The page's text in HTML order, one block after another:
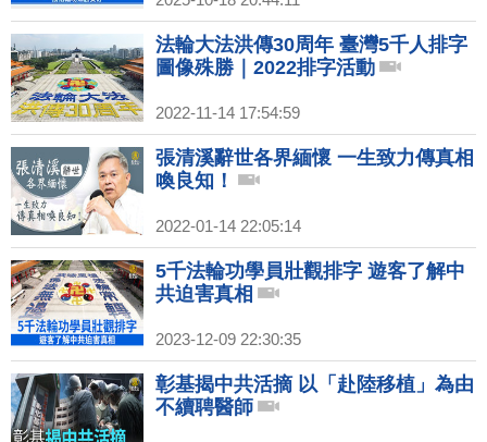
法輪大法洪傳30周年 臺灣5千人排字
圖像殊勝｜2022排字活動
2022-11-14 17:54:59
張清溪辭世各界緬懷 一生致力傳真相
喚良知！
2022-01-14 22:05:14
5千法輪功學員壯觀排字 遊客了解中
共迫害真相
2023-12-09 22:30:35
彰基揭中共活摘 以「赴陸移植」為由
不續聘醫師